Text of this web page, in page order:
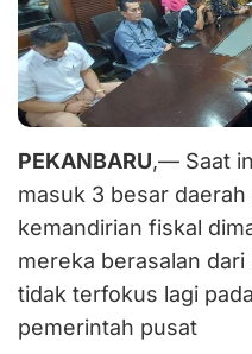
PEKANBARU,— Saat
masuk 3 besar
kemandirian fiskal
mereka berasalan
tidak terfokus lagi
pemerintah pusat